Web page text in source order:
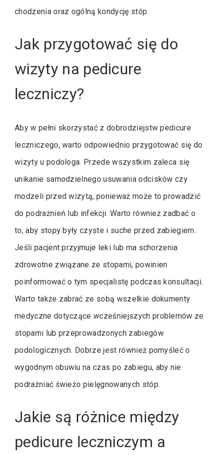
chodzenia oraz ogólną kondycję stóp.
Jak przygotować się do
wizyty na pedicure
leczniczy?
Aby w pełni skorzystać z dobrodziejstw pedicure
leczniczego, warto odpowiednio przygotować się do
wizyty u podologa. Przede wszystkim zaleca się
unikanie samodzielnego usuwania odcisków czy
modzeli przed wizytą, ponieważ może to prowadzić
do podrażnień lub infekcji. Warto również zadbać o
to, aby stopy były czyste i suche przed zabiegiem.
Jeśli pacjent przyjmuje leki lub ma schorzenia
zdrowotne związane ze stopami, powinien
poinformować o tym specjalistę podczas konsultacji.
Warto także zabrać ze sobą wszelkie dokumenty
medyczne dotyczące wcześniejszych problemów ze
stopami lub przeprowadzonych zabiegów
podologicznych. Dobrze jest również pomyśleć o
wygodnym obuwiu na czas po zabiegu, aby nie
podrażniać świeżo pielęgnowanych stóp.
Jakie są różnice między
pedicure leczniczym a